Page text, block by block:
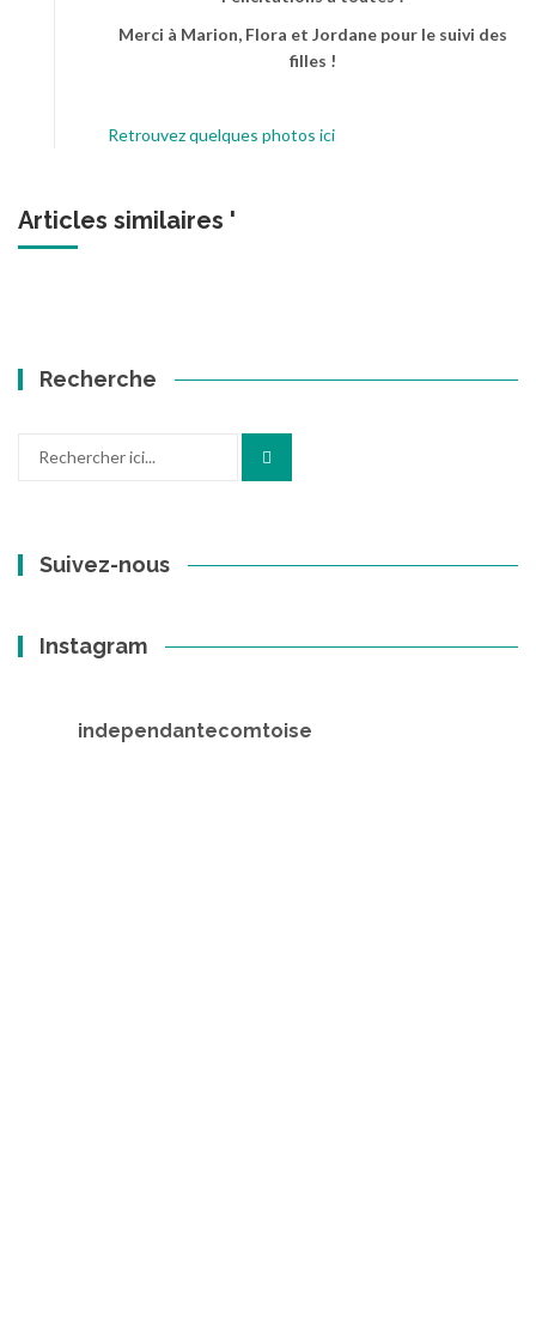
Merci à Marion, Flora et Jordane pour le suivi des
filles !
Retrouvez quelques photos ici
Articles similaires '
Recherche
Suivez-nous
Instagram
independantecomtoise